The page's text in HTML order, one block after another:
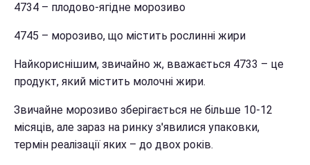
4734 – плодово-ягідне морозиво
4745 – морозиво, що містить рослинні жири
Найкориснішим, звичайно ж, вважається 4733 – це
продукт, який містить молочні жири.
Звичайне морозиво зберігається не більше 10-12
місяців, але зараз на ринку з'явилися упаковки,
термін реалізації яких – до двох років.